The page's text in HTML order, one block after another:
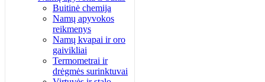
Buitinė chemija
Namų apyvokos
reikmenys
Namų kvapai ir oro
gaivikliai
Termometrai ir
drėgmės surinktuvai